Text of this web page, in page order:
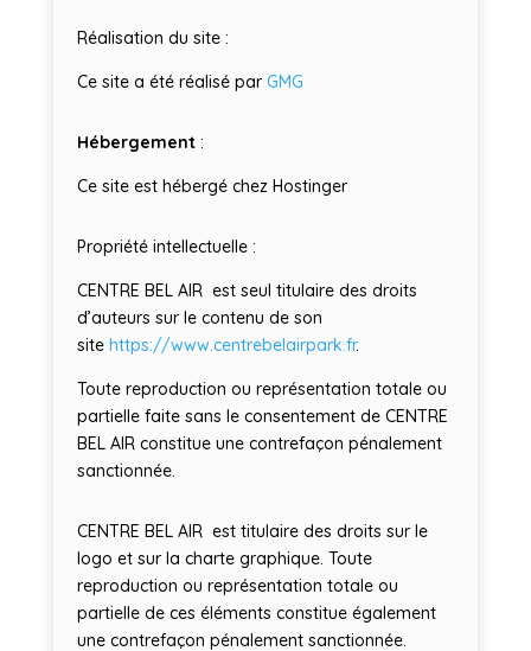
Réalisation du site :
Ce site a été réalisé parGMG
Hébergement:
Ce site est hébergé chez Hostinger
Propriété intellectuelle :
CENTRE BEL AIR est seul titulaire des droits
d’auteurs sur le contenu de son
site https://www.centrebelairpark.fr.
Toute reproduction ou représentation totale ou
partielle faite sans le consentement de CENTRE
BEL AIR constitue une contrefaçon pénalement
sanctionnée.
CENTRE BEL AIR est titulaire des droits sur le
logo et sur la charte graphique. Toute
reproduction ou représentation totale ou
partielle de ces éléments constitue également
une contrefaçon pénalement sanctionnée.